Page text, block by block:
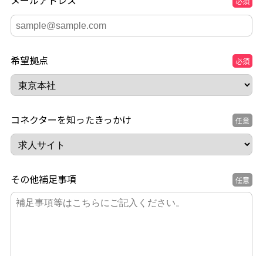
希望拠点 必須
コネクターを知ったきっかけ 任意
その他補足事項 任意